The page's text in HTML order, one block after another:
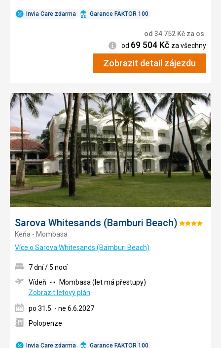
Invia Care zdarma Garance FAKTOR 100
od 34 752 Kč za os.
Informace
od 69 504 Kč za všechny
Zobrazit detail zájezdu
Sarova Whitesands (Bamburi Beach) Hodnocení:
Keňa - Mombasa
Více o Sarova Whitesands (Bamburi Beach)
Přidat
do
Invia Care zdarma Garance FAKTOR 100
7 dní / 5 nocí
Vídeň
Mombasa (let má přestupy)
Zobrazit letový plán
po 31.5. - ne 6.6.2027
Polopenze